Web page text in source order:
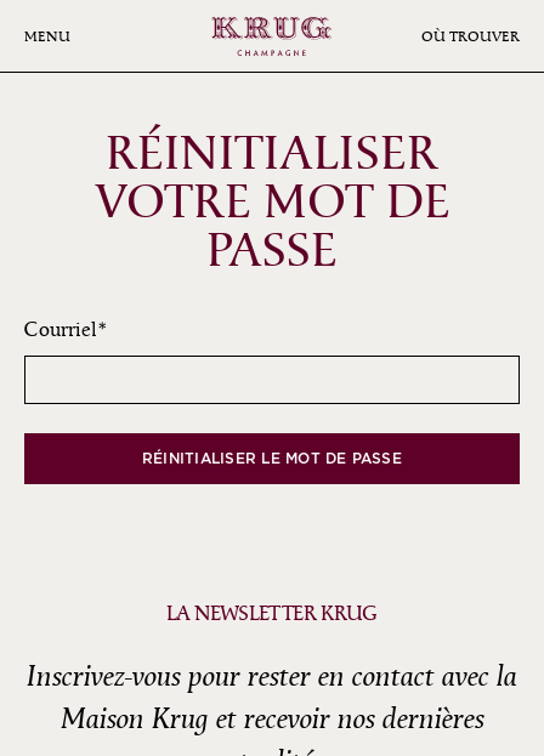
MENU OÙ TROUVER
RÉINITIALISER
VOTRE MOT DE
PASSE
Courriel
RÉINITIALISER LE MOT DE PASSE
LA NEWSLETTER KRUG
Inscrivez-vous pour rester en contact avec la
Maison Krug et recevoir nos dernières